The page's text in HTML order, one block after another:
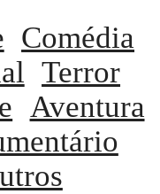
Comédia
Terror
Aventura